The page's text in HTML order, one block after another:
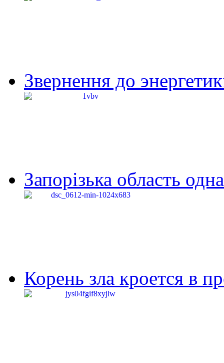
Звернення до
Запорізька область
Корень зла кроется в